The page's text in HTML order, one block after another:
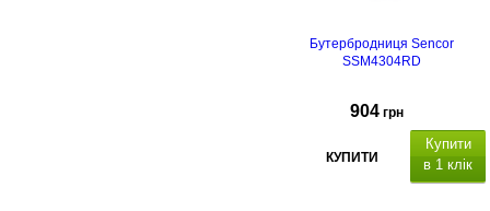
Бутербродниця Sencor
SSM4304RD
904 грн
КУПИТИ
Купити
в 1 клік